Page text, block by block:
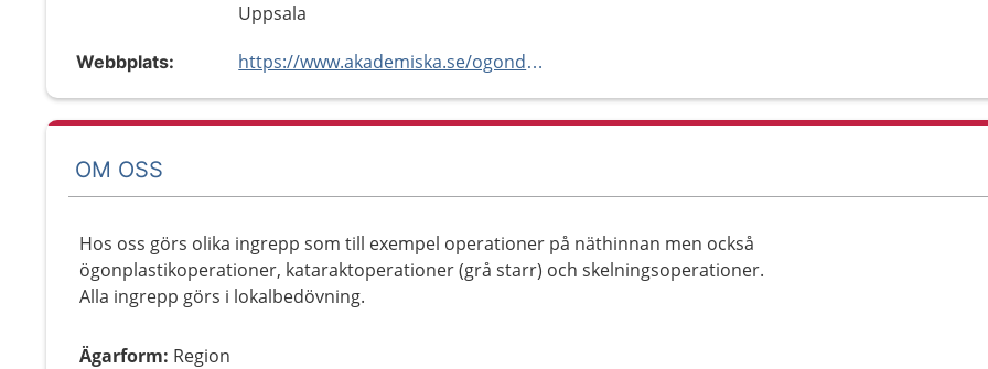
Uppsala
Webbplats: https://www.akademiska.se/ogondagkirurgimottagning2
OM OSS
Hos oss görs olika ingrepp som till exempel operationer på näthinnan men också
ögonplastikoperationer, kataraktoperationer (grå starr) och skelningsoperationer.
Alla ingrepp görs i lokalbedövning.
Ägarform: Region